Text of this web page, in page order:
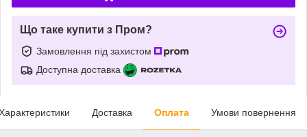
Що таке купити з Пром?
Замовлення під захистом
Доступна доставка
Доставка Оплата Умови повернення